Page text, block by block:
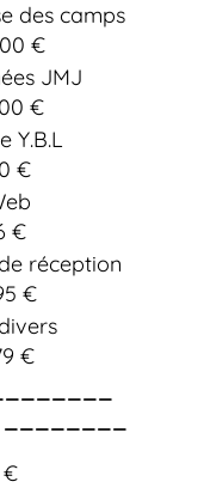
des camps
€
JMJ
€
Y.B.L
€
Web
€
de réception
€
divers
€
€